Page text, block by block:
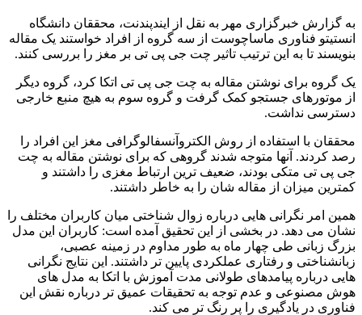
به گزارش خبرگزاری مهر به نقل از ایندپندنت، محققان دانشگاه
انستیتو فناوری ماساچوست از سه گروه از افراد خواستند یک مقاله
بنویسند تا به این ترتیب تاثیر چت جی پی تی بر مغز را بررسی کنند.
یک گروه برای نوشتن مقاله به چت جی پی تی اتکا کرد، گروه دیگر
از موتورهای جستجو کمک گرفت و گروه سوم به هیچ منبع خارجی
دسترسی نداشت.
محققان با استفاده از روش الکتروآنسفالوگرافی مغز این افراد را
رصد کردند. آنها متوجه شدند گروهی که برای نوشتن مقاله به چت
جی پی تی متکی بودند، ضعیف ترین ارتباط مغزی را داشتند و
کمترین میزان از مقاله شان را به خاطر داشتند.
همین امر نگرانی هایی درباره زوال شناختی میان کاربران مختلف را
نشان می دهد. در بخشی از این تحقیق آمده است: کاربران این مدل
بزرگ زبانی طی چهار ماه به طور مداوم در زمینه عصبی،
زبانشناختی و رفتاری عملکردی پایین تر داشتند. این نتایج نگرانی
هایی درباره پیامدهای طولانی مدت آموزش با اتکا به مدل های
هوش مصنوعی و عدم توجه به تحقیقات عمیق تر درباره نقش این
فناوری در یادگیری را پر رنگ تر می کند.